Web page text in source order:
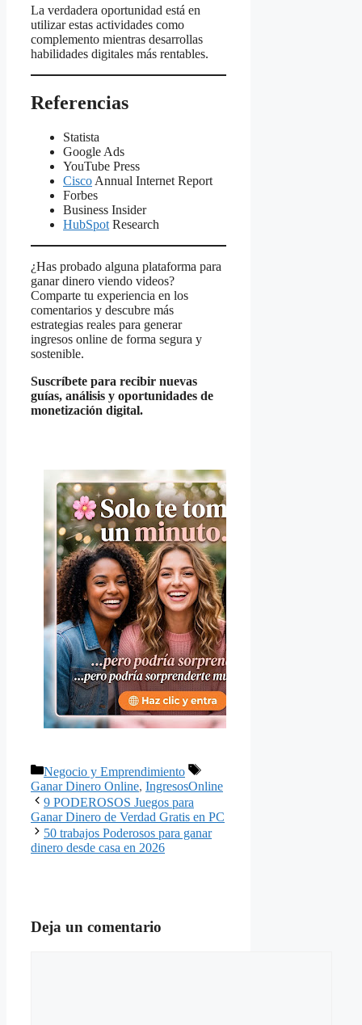
La verdadera oportunidad está en
utilizar estas actividades como
complemento mientras desarrollas
habilidades digitales más rentables.
Referencias
Statista
Google Ads
YouTube Press
Cisco Annual Internet Report
Forbes
Business Insider
HubSpot Research
¿Has probado alguna plataforma para
ganar dinero viendo videos?
Comparte tu experiencia en los
comentarios y descubre más
estrategias reales para generar
ingresos online de forma segura y
sostenible.
Suscríbete para recibir nuevas
guías, análisis y oportunidades de
monetización digital.
Categorías
Negocio y Emprendimiento
Etiquetas
Ganar Dinero Online, IngresosOnline
9 PODEROSOS Juegos para
Ganar Dinero de Verdad Gratis en PC
50 trabajos Poderosos para ganar
dinero desde casa en 2026
Deja un comentario